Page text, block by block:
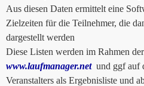
Aus diesen Daten ermittelt eine
Zielzeiten für die Teilnehmer, die
dargestellt werden
Diese Listen werden im Rahmen
www.laufmanager.netund ggf auf
Veranstalters als Ergebnisliste und